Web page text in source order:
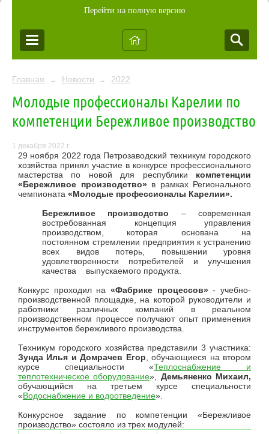
Перейти на полную версию
Главная → Новости → 2022
Молодые профессионалы Карелии по
компетенции Бережливое производство
1 декабря 2022 г.
29 ноября 2022 года Петрозаводский техникум городского
хозяйства принял участие в конкурсе профессионального
мастерства по новой для республики компетенции
«Бережливое производство» в рамках Регионального
чемпионата «Молодые профессионалы Карелии».
Бережливое производство – современная
востребованная концепция управления
производством, которая основана на
постоянном стремлении предприятия к устранению
всех видов потерь, повышении уровня
удовлетворенности потребителей и улучшения
качества выпускаемого продукта.
Конкурс проходил на «Фабрике процессов»- учебно-
производственной площадке, на которой руководители и
работники различных компаний в реальном
производственном процессе получают опыт применения
инструментов бережливого производства.
Техникум городского хозяйства представили 3 участника:
Зунда Илья и Домрачев Егор, обучающиеся на втором
курсе специальности «Теплоснабжение и
теплотехническое оборудование», Демьяненко Михаил,
обучающийся на третьем курсе специальности
«Водоснабжение и водоотведение».
Конкурсное задание по компетенции «Бережливое
производство» состояло из трех модулей: